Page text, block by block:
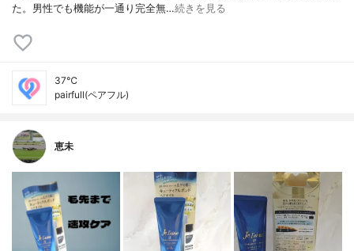
た。男性でも機能が一通り完全無…続きを見る
37℃
pairfull(ペアフル)
恵未